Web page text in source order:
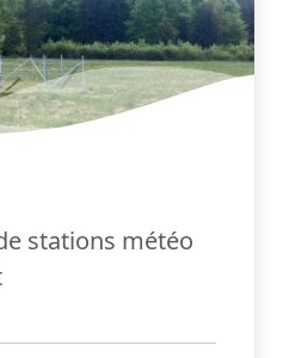
stations météo